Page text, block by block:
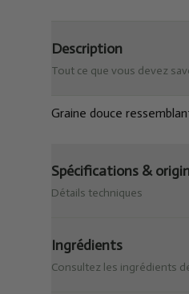
Description
Tout ce que vous devez
Graine douce
Spécifications &
Détails techniques
Ingrédients
Consultez les ingrédients